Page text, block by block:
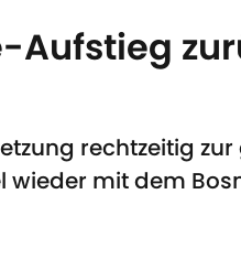
Aufstieg
rechtzeitig
mit dem